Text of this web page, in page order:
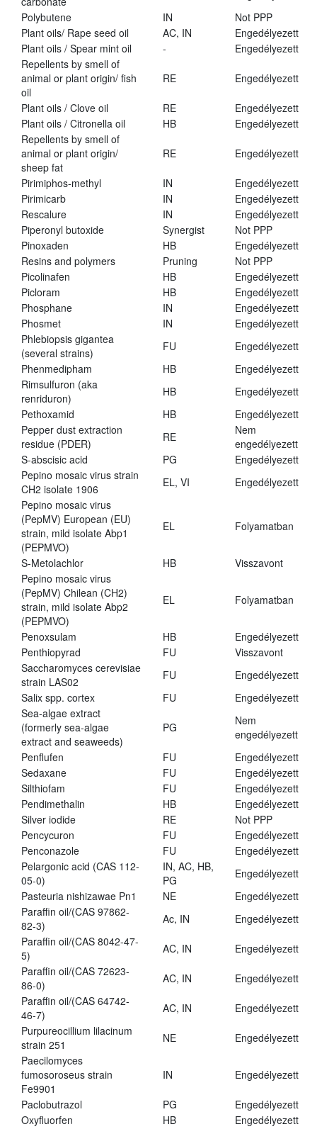
Polybutene
IN
Not PPP
Plant oils/ Rape seed oil
AC, IN
Engedélyezett
Plant oils / Spear mint oil
-
Engedélyezett
Repellents by smell of
animal or plant origin/ fish
oil
RE Engedélyezett
Plant oils / Clove oil RE
Engedélyezett
Plant oils / Citronella oil
HB
Engedélyezett
Repellents by smell of
animal or plant origin/
sheep fat
RE Engedélyezett
Pirimiphos-methyl IN
Engedélyezett
Pirimicarb
IN
Engedélyezett
Rescalure
IN
Engedélyezett
Piperonyl butoxide
Synergist
Not PPP
Pinoxaden
HB
Engedélyezett
Resins and polymers
Pruning
Not PPP
Picolinafen
HB
Engedélyezett
Picloram
HB
Engedélyezett
Phosphane
IN
Engedélyezett
Phosmet
IN
Engedélyezett
Phlebiopsis gigantea
(several strains)
FU
Engedélyezett
Phenmedipham
HB
Engedélyezett
Rimsulfuron (aka
renriduron)
HB
Engedélyezett
Pethoxamid
HB
Engedélyezett
Pepper dust extraction
residue (PDER)
RE
Nem
engedélyezett
S-abscisic acid
PG
Engedélyezett
Pepino mosaic virus strain
CH2 isolate 1906
EL, VI
Engedélyezett
Pepino mosaic virus
(PepMV) European (EU)
strain, mild isolate Abp1
(PEPMVO)
EL Folyamatban
S-Metolachlor HB
Visszavont
Pepino mosaic virus
(PepMV) Chilean (CH2)
strain, mild isolate Abp2
(PEPMVO)
EL Folyamatban
Penoxsulam HB
Engedélyezett
Penthiopyrad
FU
Visszavont
Saccharomyces cerevisiae
strain LAS02
FU
Engedélyezett
Salix spp. cortex
FU
Engedélyezett
Sea-algae extract
(formerly sea-algae
extract and seaweeds)
PG
Nem
engedélyezett
Penflufen
FU
Engedélyezett
Sedaxane
FU
Engedélyezett
Silthiofam
FU
Engedélyezett
Pendimethalin
HB
Engedélyezett
Silver iodide
RE
Not PPP
Pencycuron
FU
Engedélyezett
Penconazole
FU
Engedélyezett
Pelargonic acid (CAS 112-
05-0)
IN, AC, HB,
PG
Engedélyezett
Pasteuria nishizawae Pn1
NE
Engedélyezett
Paraffin oil/(CAS 97862-
82-3)
Ac, IN
Engedélyezett
Paraffin oil/(CAS 8042-47-
5)
AC, IN
Engedélyezett
Paraffin oil/(CAS 72623-
86-0)
AC, IN
Engedélyezett
Paraffin oil/(CAS 64742-
46-7)
AC, IN
Engedélyezett
Purpureocillium lilacinum
strain 251
NE
Engedélyezett
Paecilomyces
fumosoroseus strain
Fe9901
IN Engedélyezett
Paclobutrazol PG
Engedélyezett
Oxyfluorfen
HB
Engedélyezett